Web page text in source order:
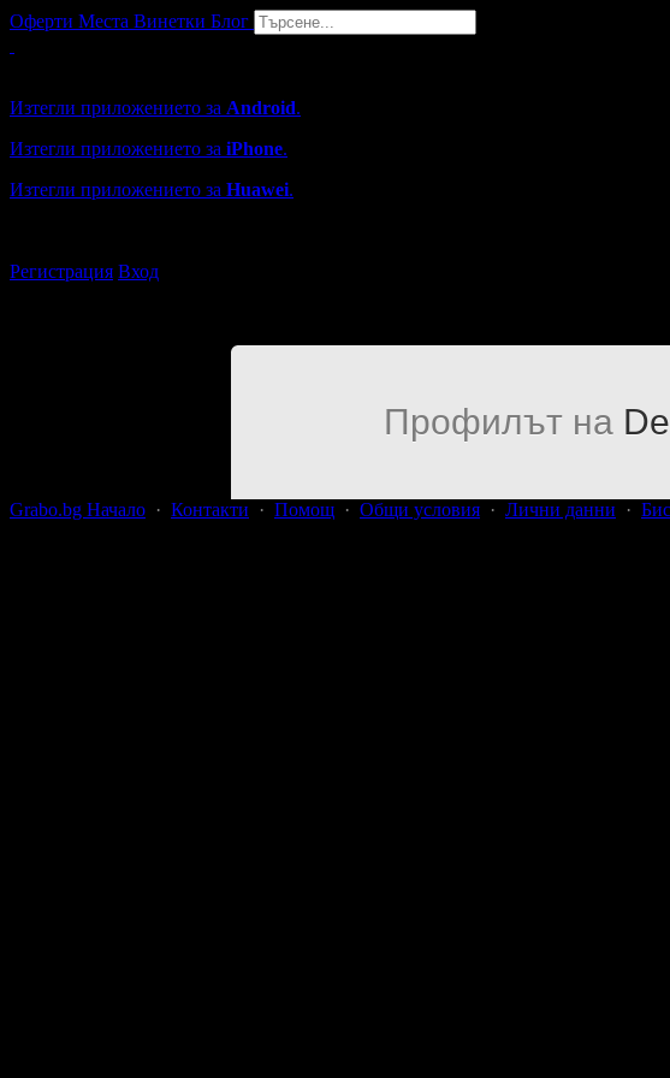
Оферти Места Винетки Блог
Изтегли приложението за Android.
Изтегли приложението за iPhone.
Изтегли приложението за Huawei.
Регистрация Вход
Профилът на
Grabo.bg Начало · Контакти · Помощ · Общи условия · Лични данни ·